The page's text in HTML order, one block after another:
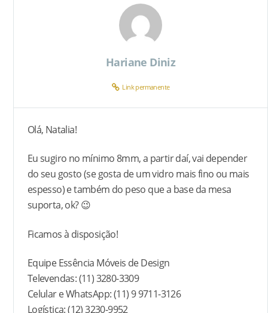
Hariane Diniz
Link permanente
Olá, Natalia!
Eu sugiro no mínimo 8mm, a partir daí, vai depender
do seu gosto (se gosta de um vidro mais fino ou mais
espesso) e também do peso que a base da mesa
suporta, ok? 😉
Ficamos à disposição!
Equipe Essência Móveis de Design
Televendas: (11) 3280-3309
Celular e WhatsApp: (11) 9 9711-3126
Logística: (12) 3230-9952